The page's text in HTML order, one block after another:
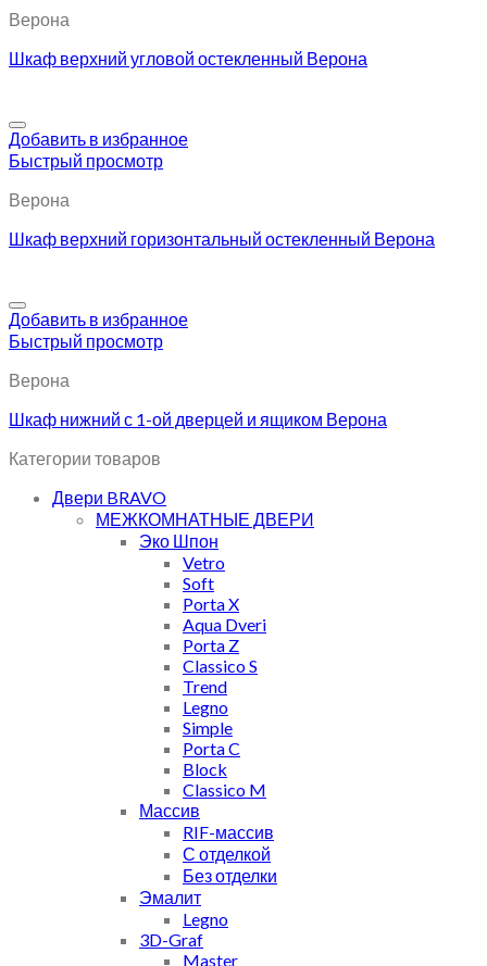
Верона
Шкаф верхний угловой остекленный Верона
Добавить в избранное
Быстрый просмотр
Верона
Шкаф верхний горизонтальный остекленный Верона
Добавить в избранное
Быстрый просмотр
Верона
Шкаф нижний с 1-ой дверцей и ящиком Верона
Категории товаров
Двери BRAVO
МЕЖКОМНАТНЫЕ ДВЕРИ
Эко Шпон
Vetro
Soft
Porta X
Aqua Dveri
Porta Z
Classico S
Trend
Legno
Simple
Porta C
Block
Classico M
Массив
RIF-массив
С отделкой
Без отделки
Эмалит
Legno
3D-Graf
Master